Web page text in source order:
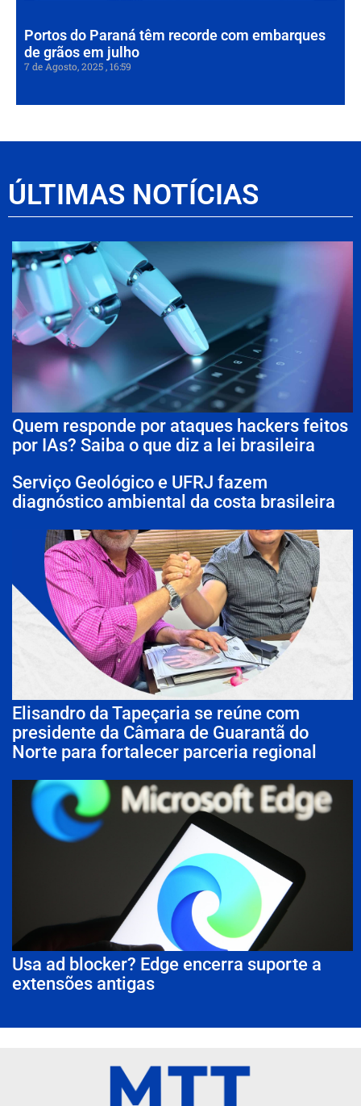
Portos do Paraná têm recorde com embarques
de grãos em julho
7 de Agosto, 2025 16:59
ÚLTIMAS NOTÍCIAS
Quem responde por ataques hackers feitos
por IAs? Saiba o que diz a lei brasileira
Serviço Geológico e UFRJ fazem
diagnóstico ambiental da costa brasileira
Elisandro da Tapeçaria se reúne com
presidente da Câmara de Guarantã do
Norte para fortalecer parceria regional
Usa ad blocker? Edge encerra suporte a
extensões antigas